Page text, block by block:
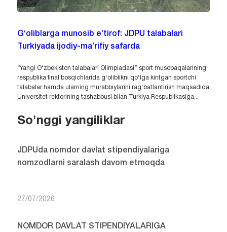
G‘oliblarga munosib e’tirof: JDPU talabalari
Turkiyada ijodiy-ma’rifiy safarda
“Yangi O‘zbekiston talabalari Olimpiadasi” sport musobaqalarining
respublika final bosqichlarida g‘oliblikni qo‘lga kiritgan sportchi
talabalar hamda ularning murabbiylarini rag‘batlantirish maqsadida
Universitet rektorining tashabbusi bilan Turkiya Respublikasiga...
So'nggi yangiliklar
JDPUda nomdor davlat stipendiyalariga
nomzodlarni saralash davom etmoqda
27/07/2026
NOMDOR DAVLAT STIPENDIYALARIGA